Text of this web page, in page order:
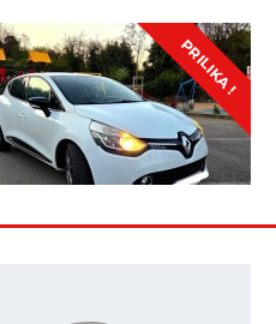
PRILIKA !